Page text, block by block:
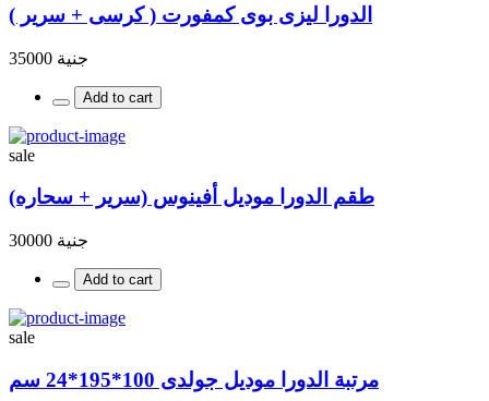
الدورا ليزى بوى كمفورت ( كرسى + سرير )
جنية 35000
Add to cart
sale
طقم الدورا موديل أفينوس (سرير + سحاره)
جنية 30000
Add to cart
sale
مرتبة الدورا موديل جولدى 100*195*24 سم